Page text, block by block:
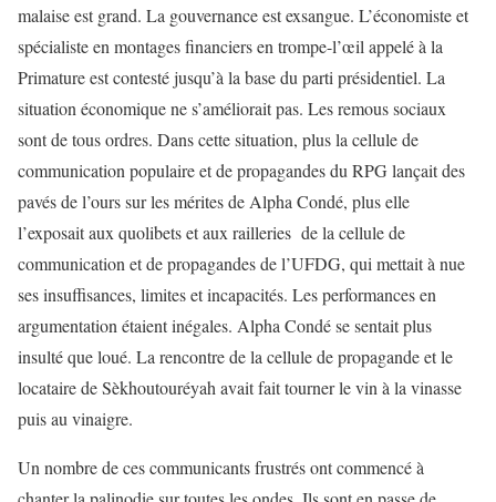
malaise est grand. La gouvernance est exsangue. L’économiste et
spécialiste en montages financiers en trompe-l’œil appelé à la
Primature est contesté jusqu’à la base du parti présidentiel. La
situation économique ne s’améliorait pas. Les remous sociaux
sont de tous ordres. Dans cette situation, plus la cellule de
communication populaire et de propagandes du RPG lançait des
pavés de l’ours sur les mérites de Alpha Condé, plus elle
l’exposait aux quolibets et aux railleries de la cellule de
communication et de propagandes de l’UFDG, qui mettait à nue
ses insuffisances, limites et incapacités. Les performances en
argumentation étaient inégales. Alpha Condé se sentait plus
insulté que loué. La rencontre de la cellule de propagande et le
locataire de Sèkhoutouréyah avait fait tourner le vin à la vinasse
puis au vinaigre.
Un nombre de ces communicants frustrés ont commencé à